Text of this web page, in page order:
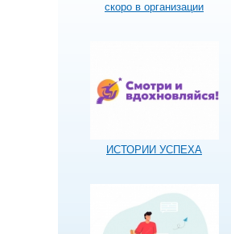
скоро в организации
ИСТОРИИ УСПЕХА